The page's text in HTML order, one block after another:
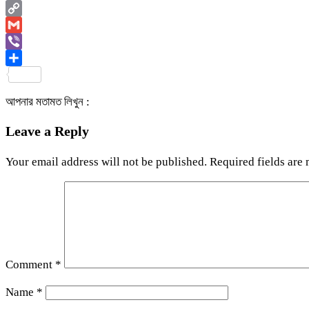
Email
Copy
Link
Gmail
Viber
আপনার মতামত লিখুন :
Leave a Reply
Your email address will not be published. Required fields are
Comment *
Name *